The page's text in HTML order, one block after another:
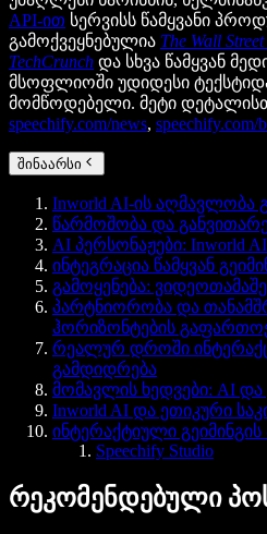
API-ით სერვისს წამყვანი
გამოქვეყნებულია The Wall
TechCrunch და სხვა წამყვან
მსოფლიოში უდიდესი
მომწოდებელი. მეტი
speechify.com/news, speechify.com/
შინაარსი
Inworld AI-ის აღმავლობა
წარმოშობა და
AI პერსონაჟები: Inworld
ინტეგრაცია წამყვან
გამოყენება:
პარტნიორობა და
ჰორიზონტების
რეალურ დროში
გამდიდრება
მომავლის ხედვები: AI და
Inworld AI და ეთიკური
ინტერაქტიული
Speechify Studio
რეკომენდებული